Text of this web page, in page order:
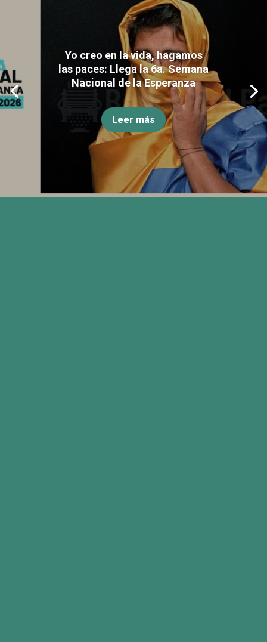
Yo creo en la vida, hagamos
las paces: Llega la 6a. Semana
Nacional de la Esperanza
Leer más